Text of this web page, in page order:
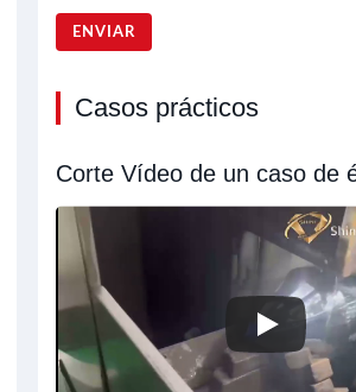
ENVIAR
Casos prácticos
Corte Vídeo de un caso de